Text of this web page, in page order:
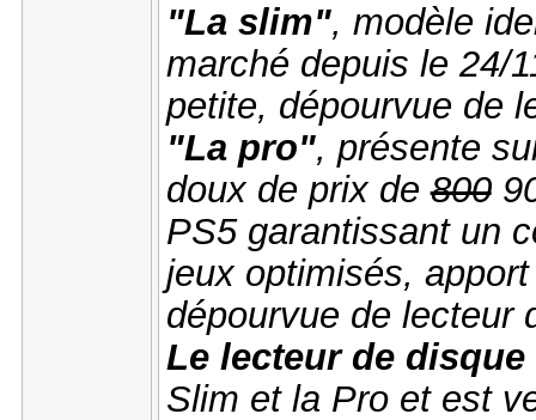
"La slim", modèle
marché depuis le 24/
petite, dépourvue de
"La pro", présente
doux de prix de800
PS5 garantissant un
jeux optimisés,
dépourvue de lecteur
Le lecteur de disque
Slim et la Pro et est